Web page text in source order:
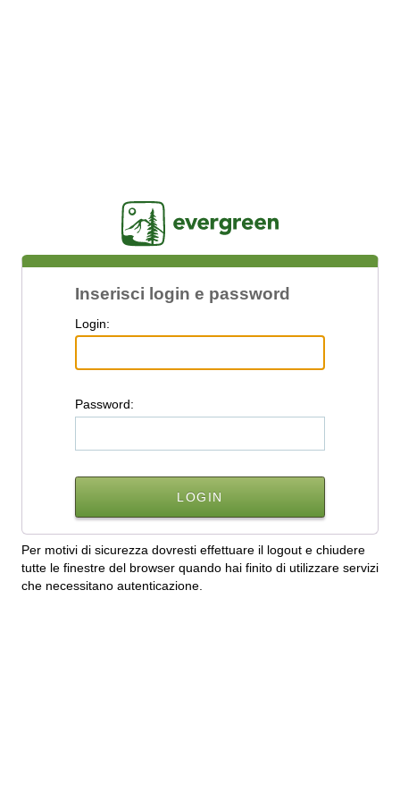
Inserisci login e password
L ogin:
Password:
Per motivi di sicurezza dovresti effettuare il logout e chiudere
tutte le finestre del browser quando hai finito di utilizzare servizi
che necessitano autenticazione.